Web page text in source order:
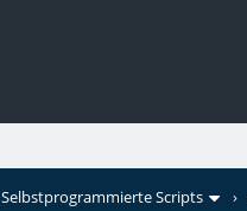
Selbstprogrammierte Scripts ›